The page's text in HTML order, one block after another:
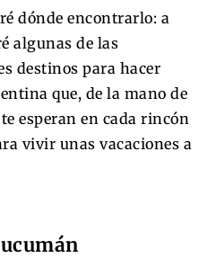
dónde encontrarlo: a
algunas de las
destinos para hacer
que, de la mano de
esperan en cada rincón
vivir unas vacaciones a